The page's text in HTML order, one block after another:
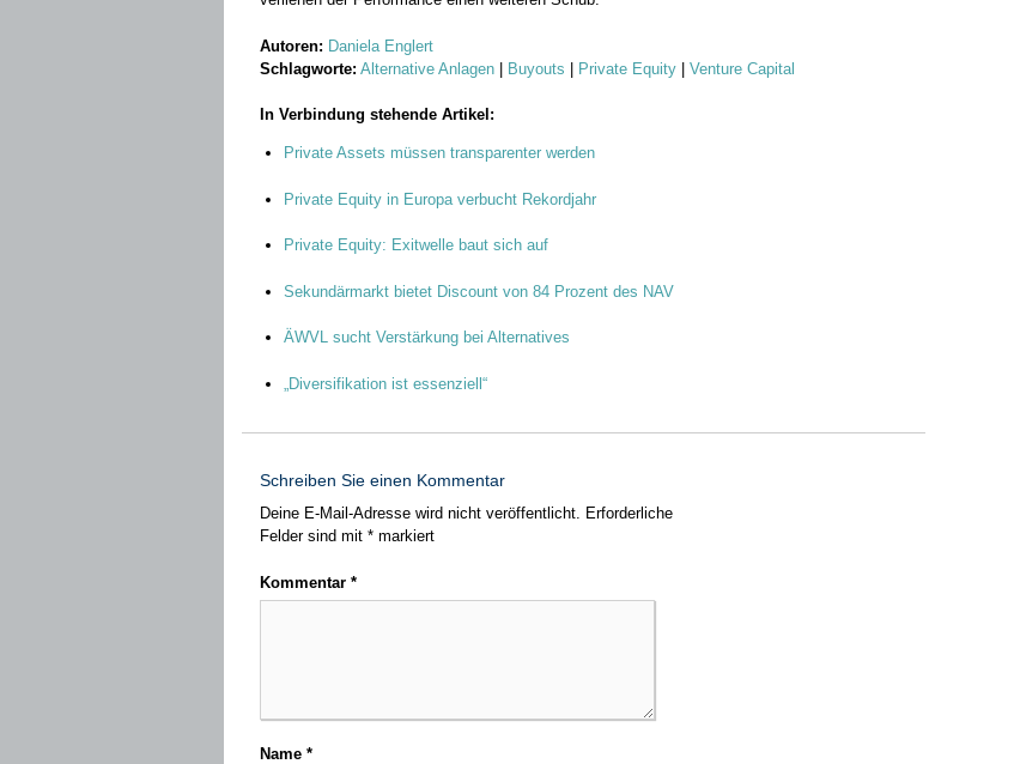
Autoren: Daniela Englert
Schlagworte: Alternative Anlagen | Buyouts | Private Equity | Venture Capital
In Verbindung stehende Artikel:
Private Assets müssen transparenter werden
Private Equity in Europa verbucht Rekordjahr
Private Equity: Exitwelle baut sich auf
Sekundärmarkt bietet Discount von 84 Prozent des NAV
ÄWVL sucht Verstärkung bei Alternatives
„Diversifikation ist essenziell“
Schreiben Sie einen Kommentar
Deine E-Mail-Adresse wird nicht veröffentlicht. Erforderliche
Felder sind mit * markiert
Kommentar *
Name *